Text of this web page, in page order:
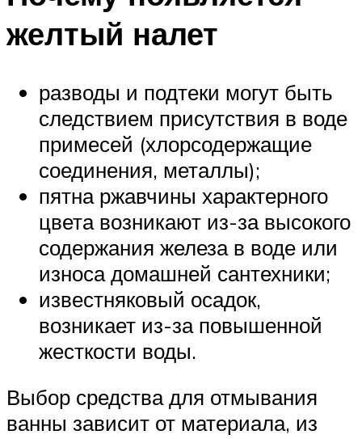
желтый налет
разводы и подтеки могут быть
следствием присутствия в воде
примесей (хлорсодержащие
соединения, металлы);
пятна ржавчины характерного
цвета возникают из-за высокого
содержания железа в воде или
износа домашней сантехники;
известняковый осадок,
возникает из-за повышенной
жесткости воды.
Выбор средства для отмывания
ванны зависит от материала, из